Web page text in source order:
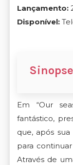
Lançamento:
Disponível:
Sinopse
Em “Our
fantástico,
que, após
para
Através de